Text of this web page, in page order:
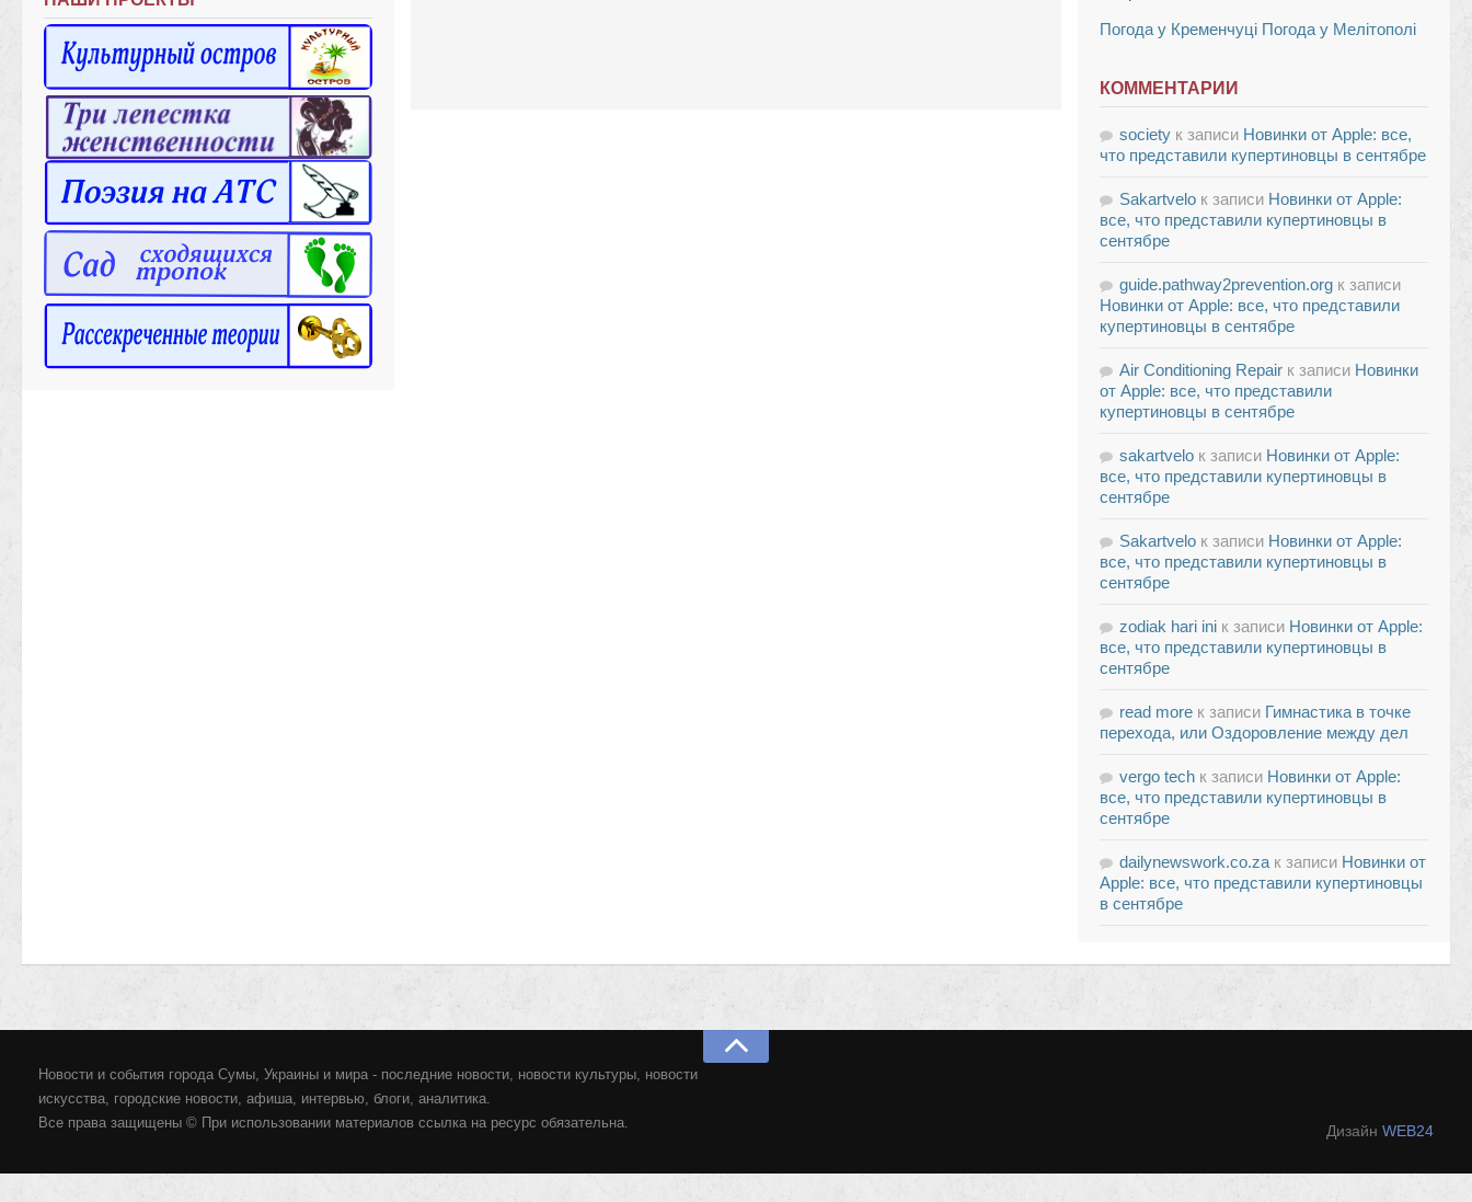
Погода у Кременчуці Погода у Мелітополі
КОММЕНТАРИИ
society к записи Новинки от Apple: все,
что представили купертиновцы в сентябре
Sakartvelo к записи Новинки от Apple:
все, что представили купертиновцы в
сентябре
guide.pathway2prevention.org к записи
Новинки от Apple: все, что представили
купертиновцы в сентябре
Air Conditioning Repair к записи Новинки
от Apple: все, что представили
купертиновцы в сентябре
sakartvelo к записи Новинки от Apple:
все, что представили купертиновцы в
сентябре
Sakartvelo к записи Новинки от Apple:
все, что представили купертиновцы в
сентябре
zodiak hari ini к записи Новинки от Apple:
все, что представили купертиновцы в
сентябре
read more к записи Гимнастика в точке
перехода, или Оздоровление между дел
vergo tech к записи Новинки от Apple:
все, что представили купертиновцы в
сентябре
dailynewswork.co.za к записи Новинки от
Apple: все, что представили купертиновцы
в сентябре
Новости и события города Сумы, Украины и мира - последние новости, новости культуры, новости
искусства, городские новости, афиша, интервью, блоги, аналитика.
Все права защищены © При использовании материалов ссылка на ресурс обязательна.
Дизайн WEB24